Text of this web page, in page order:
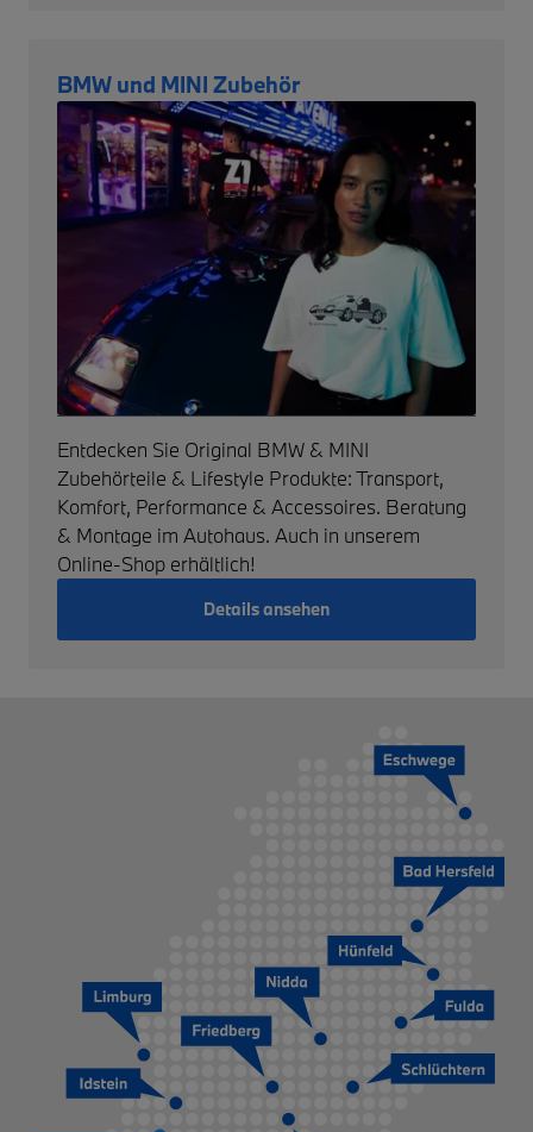
BMW und MINI Zubehör
Entdecken Sie Original BMW & MINI
Zubehörteile & Lifestyle Produkte: Transport,
Komfort, Performance & Accessoires. Beratung
& Montage im Autohaus. Auch in unserem
Online-Shop erhältlich!
Details ansehen